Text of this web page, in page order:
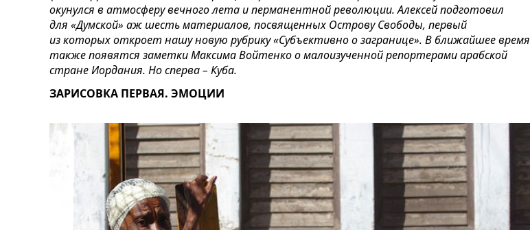
окунулся в атмосферу вечного лета и перманентной революции. Алексей подготовил
для «Думской» аж шесть материалов, посвященных Острову Свободы, первый
из которых откроет нашу новую рубрику «Субъективно о загранице». В ближайшее время
также появятся заметки Максима Войтенко о малоизученной репортерами арабской
стране Иордания. Но сперва – Куба.
ЗАРИСОВКА ПЕРВАЯ. ЭМОЦИИ